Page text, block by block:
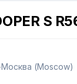
S
(Moscow)